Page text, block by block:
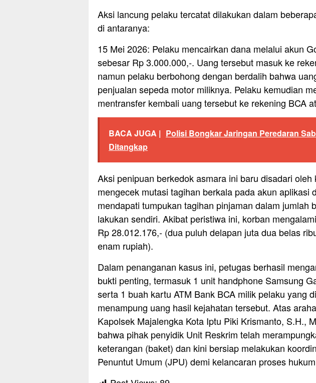
Aksi lancung pelaku tercatat dilakukan dalam
di antaranya:
15 Mei 2026: Pelaku mencairkan dana melalui akun
sebesar Rp 3.000.000,-. Uang tersebut masuk ke
namun pelaku berbohong dengan berdalih bahwa
penjualan sepeda motor miliknya. Pelaku kemudian
mentransfer kembali uang tersebut ke rekening BCA
BACA JUGA | Polisi Bongkar Jaringan Peredaran
Ditangkap
Aksi penipuan berkedok asmara ini baru disadari
mengecek mutasi tagihan berkala pada akun aplikasi
mendapati tumpukan tagihan pinjaman dalam jumlah
lakukan sendiri. Akibat peristiwa ini, korban
Rp 28.012.176,- (dua puluh delapan juta dua belas
enam rupiah).
Dalam penanganan kasus ini, petugas berhasil
bukti penting, termasuk 1 unit handphone Samsung
serta 1 buah kartu ATM Bank BCA milik pelaku yang
menampung uang hasil kejahatan tersebut. Atas
Kapolsek Majalengka Kota Iptu Piki Krismanto, S.H.,
bahwa pihak penyidik Unit Reskrim telah
keterangan (baket) dan kini bersiap melakukan
Penuntut Umum (JPU) demi kelancaran proses